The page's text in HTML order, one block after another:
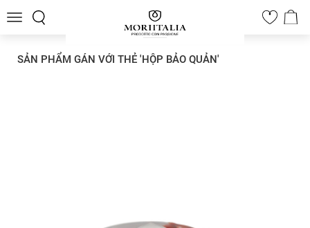
Toggle
0
SẢN PHẨM GÁN VỚI THẺ 'HỘP BẢO QUẢN'